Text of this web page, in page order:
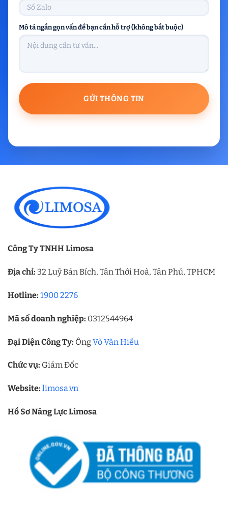
Mô tả ngắn gọn vấn đề bạn cần hỗ trợ (không bắt buộc)
Công Ty TNHH Limosa
Địa chỉ: 32 Luỹ Bán Bích, Tân Thới Hoà, Tân Phú, TPHCM
Hotline: 1900 2276
Mã số doanh nghiệp: 0312544964
Đại Diện Công Ty: ÔngVõ Văn Hiếu
Chức vụ: Giám Đốc
Website: limosa.vn
Hồ Sơ Năng Lực Limosa